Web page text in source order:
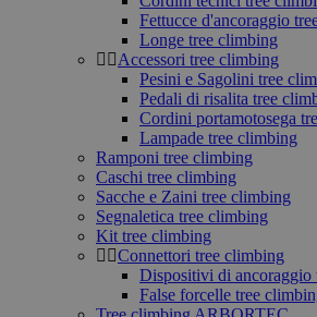
Fettucce d'ancoraggio
Longe tree climbing
Accessori tree climbing
Pesini e Sagolini tree
Pedali di risalita tree
Cordini portamotosega
Lampade tree climbing
Ramponi tree climbing
Caschi tree climbing
Sacche e Zaini tree climbing
Segnaletica tree climbing
Kit tree climbing
Connettori tree climbing
Dispositivi di ancoraggio
False forcelle tree